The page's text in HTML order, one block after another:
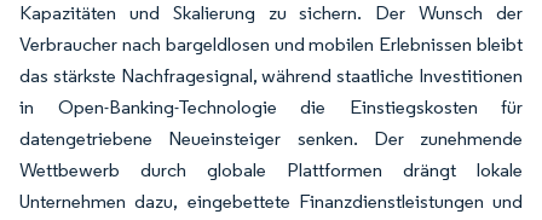
Kapazitäten und Skalierung zu sichern. Der Wunsch der
Verbraucher nach bargeldlosen und mobilen Erlebnissen bleibt
das stärkste Nachfragesignal, während staatliche Investitionen
in Open-Banking-Technologie die Einstiegskosten für
datengetriebene Neueinsteiger senken. Der zunehmende
Wettbewerb durch globale Plattformen drängt lokale
Unternehmen dazu, eingebettete Finanzdienstleistungen und